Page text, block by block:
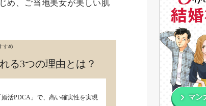
め、ご当地美女が美しい肌
すめ
る3つの理由とは？
活PDCA」で、高い確実性を実現